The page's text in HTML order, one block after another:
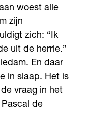
woest alle
zijn
zich: “Ik
uit de herrie.”
En daar
in slaap. Het is
vraag in het
de